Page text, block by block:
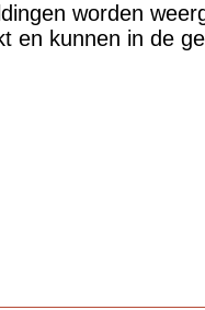
worden
en kunnen in de